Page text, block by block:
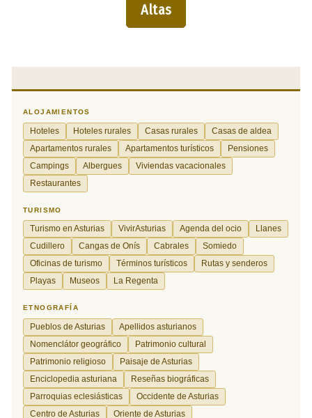
Altas